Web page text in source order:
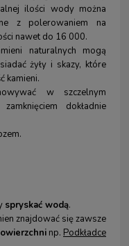
ilości wody można
z polerowaniem na
nawet do 16 000.
naturalnych mogą
żyły i skazy, które
kamieni.
w szczelnym
dokładnie
spryskać wodą.
znajdować się zawsze
np. Podkładce